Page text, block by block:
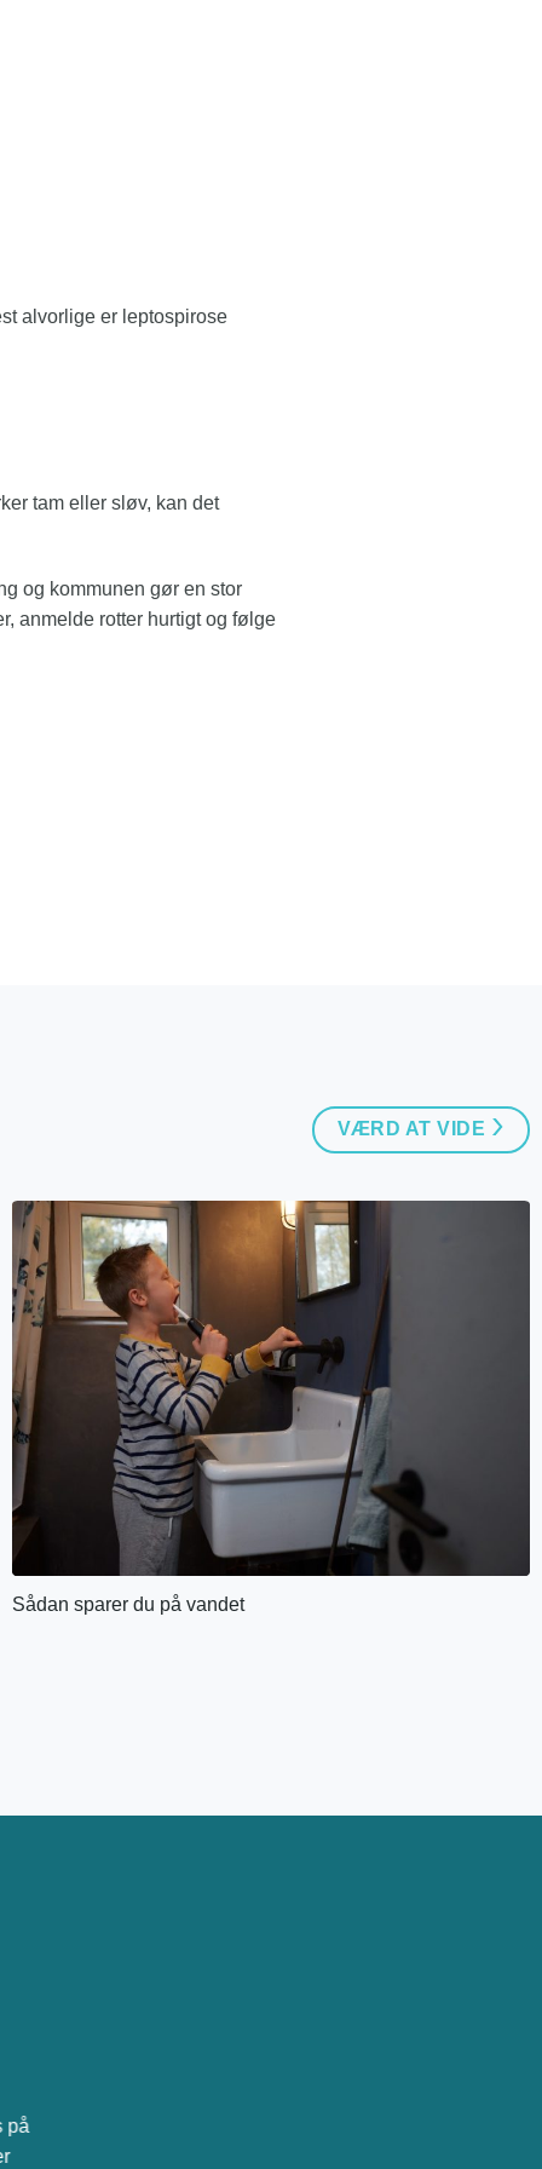
alvorlige er leptospirose
tam eller sløv, kan det
og kommunen gør en stor
anmelde rotter hurtigt og følge
VÆRD AT VIDE
Sådan sparer du på vandet
på